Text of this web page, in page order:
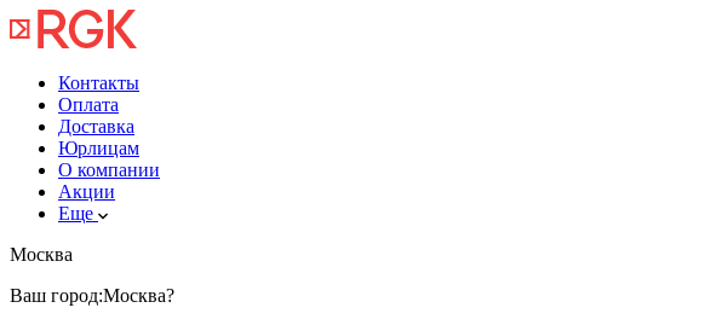
Контакты
Оплата
Доставка
Юрлицам
О компании
Акции
Еще
Москва
Ваш город:Москва?